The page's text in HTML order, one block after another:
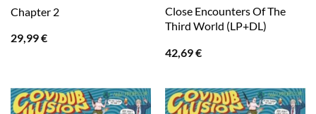
Chapter 2
29,99€
Close Encounters Of The
Third World (LP+DL)
42,69€